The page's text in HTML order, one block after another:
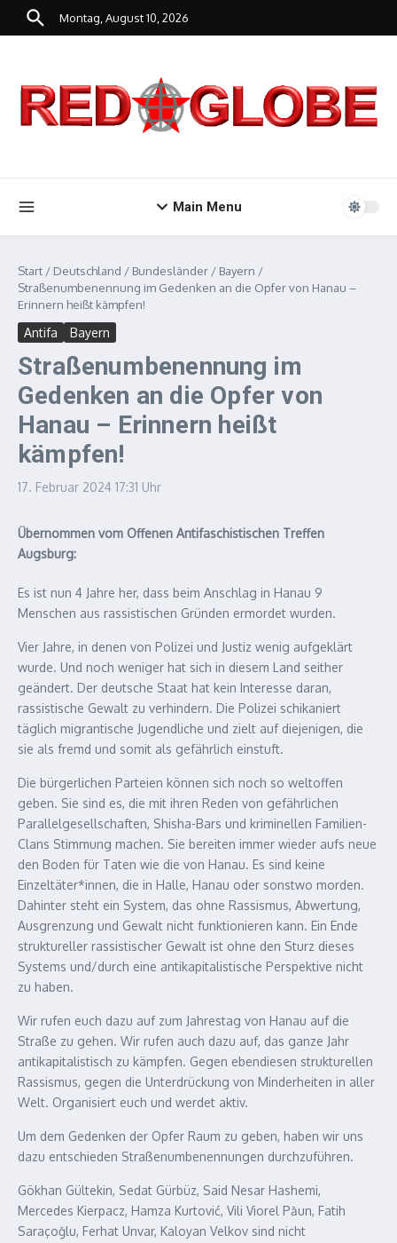
Zum Inhalt springen
Montag, August 10, 2026
Main Menu
Start / Deutschland / Bundesländer / Bayern /
Straßenumbenennung im Gedenken an die Opfer von Hanau –
Erinnern heißt kämpfen!
Antifa Bayern
Straßenumbenennung im
Gedenken an die Opfer von
Hanau – Erinnern heißt
kämpfen!
17. Februar 2024 17:31 Uhr
Übernommen vom Offenen Antifaschistischen Treffen
Augsburg:
Es ist nun 4 Jahre her, dass beim Anschlag in Hanau 9
Menschen aus rassistischen Gründen ermordet wurden.
Vier Jahre, in denen von Polizei und Justiz wenig aufgeklärt
wurde. Und noch weniger hat sich in diesem Land seither
geändert. Der deutsche Staat hat kein Interesse daran,
rassistische Gewalt zu verhindern. Die Polizei schikaniert
täglich migrantische Jugendliche und zielt auf diejenigen, die
sie als fremd und somit als gefährlich einstuft.
Die bürgerlichen Parteien können sich noch so weltoffen
geben. Sie sind es, die mit ihren Reden von gefährlichen
Parallelgesellschaften, Shisha-Bars und kriminellen Familien-
Clans Stimmung machen. Sie bereiten immer wieder aufs neue
den Boden für Taten wie die von Hanau. Es sind keine
Einzeltäter*innen, die in Halle, Hanau oder sonstwo morden.
Dahinter steht ein System, das ohne Rassismus, Abwertung,
Ausgrenzung und Gewalt nicht funktionieren kann. Ein Ende
struktureller rassistischer Gewalt ist ohne den Sturz dieses
Systems und/durch eine antikapitalistische Perspektive nicht
zu haben.
Wir rufen euch dazu auf zum Jahrestag von Hanau auf die
Straße zu gehen. Wir rufen auch dazu auf, das ganze Jahr
antikapitalistisch zu kämpfen. Gegen ebendiesen strukturellen
Rassismus, gegen die Unterdrückung von Minderheiten in aller
Welt. Organisiert euch und werdet aktiv.
Um dem Gedenken der Opfer Raum zu geben, haben wir uns
dazu entschieden Straßenumbenennungen durchzuführen.
Gökhan Gültekin, Sedat Gürbüz, Said Nesar Hashemi,
Mercedes Kierpacz, Hamza Kurtović, Vili Viorel Păun, Fatih
Saraçoğlu, Ferhat Unvar, Kaloyan Velkov sind nicht